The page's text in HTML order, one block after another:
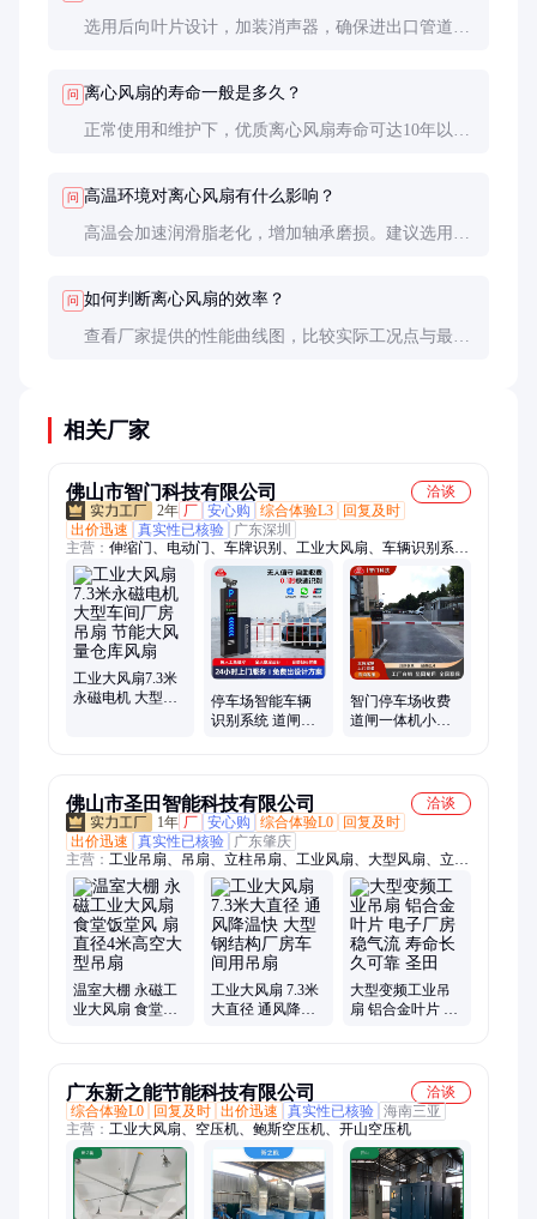
选用后向叶片设计，加装消声器，确保进出口管道顺
问 离心风扇的寿命一般是多久？
正常使用和维护下，优质离心风扇寿命可达10年以
问 高温环境对离心风扇有什么影响？
高温会加速润滑脂老化，增加轴承磨损。建议选用耐
问 如何判断离心风扇的效率？
查看厂家提供的性能曲线图，比较实际工况点与最高
相关厂家
佛山市智门科技有限公司
洽谈
2年 厂 安心购 综合体验L3
回复及时
出价迅速
真实性已核验
广东深圳
主营： 伸缩门、电动门、车牌识别、工业大风扇、车辆识别系
统、道闸一体机、起落直杆栅栏、工业大吊扇、电动门厂家、升
降柱、防撞柱、道闸、重型道闸、电动伸缩门、不锈钢伸缩门、
铝合金伸缩门、段滑门、人行通道闸、广告道闸、庭院折叠门、
直线平移门、自动门、液压升降柱、工厂伸缩门、防撞升降柱
工业大风扇7.3米
永磁电机 大型车
停车场智能车辆
识别系统 道闸一
智门停车场收费
道闸一体机小区
佛山市圣田智能科技有限公司
洽谈
1年 厂 安心购 综合体验L0
回复及时
出价迅速
真实性已核验
广东肇庆
主营： 工业吊扇、吊扇、立柱吊扇、工业风扇、大型风扇、立柱
工业风扇、风扇、商用风扇、变频风扇、大型变频风扇、商用大
型风扇、立柱风扇、户外立柱风扇、仓库吊扇、永磁工业吊扇、
大型工业吊扇、商用工业吊扇、商用吊扇、永磁吊扇、节能永磁
吊扇、商用大型吊扇、户外立柱吊扇
温室大棚 永磁工
业大风扇 食堂饭
工业大风扇 7.3米
大直径 通风降温
大型变频工业吊
扇 铝合金叶片 电
广东新之能节能科技有限公司
洽谈
综合体验L0
回复及时 出价迅速 真实性已核验 海南三亚
主营： 工业大风扇、空压机、鲍斯空压机、开山空压机